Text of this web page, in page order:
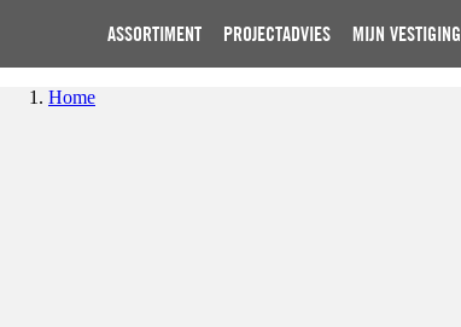
ASSORTIMENT PROJECTADVIES MIJN VESTIGING
Home